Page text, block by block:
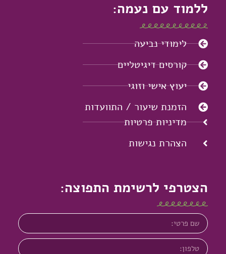
ללמוד עם נעמה:
לימודי נביעה
קורסים דיגיטליים
יעוץ אישי וזוגי
הזמנת שיעור / התוועדות
מדיניות פרטיות
הצהרת נגישות
הצטרפי לרשימת התפוצה: